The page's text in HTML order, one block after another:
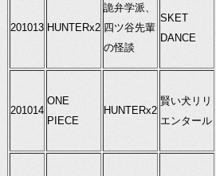
201013 HUNTERx2
詭弁学派、
四ツ谷先輩
の怪談
SKET
DANCE
201014
ONE
PIECE
HUNTERx2
賢い犬リリ
エンタール